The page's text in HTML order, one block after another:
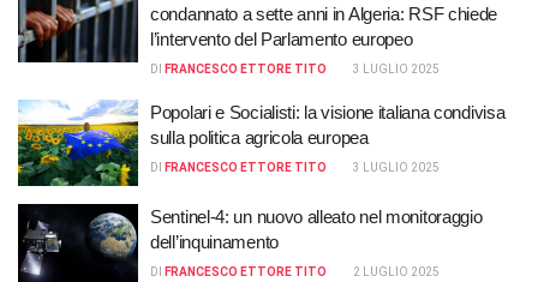
condannato a sette anni in Algeria: RSF chiede
l’intervento del Parlamento europeo
DI FRANCESCO ETTORE TITO 3 LUGLIO 2025
Popolari e Socialisti: la visione italiana condivisa
sulla politica agricola europea
DI FRANCESCO ETTORE TITO 3 LUGLIO 2025
Sentinel-4: un nuovo alleato nel monitoraggio
dell’inquinamento
DI FRANCESCO ETTORE TITO 2 LUGLIO 2025